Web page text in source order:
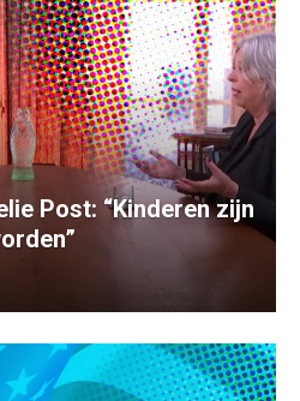
Post: “Kinderen zijn